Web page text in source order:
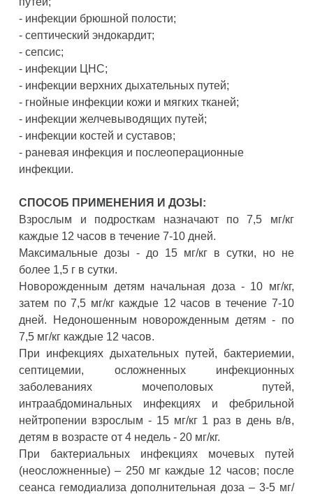
- инфекции брюшной полости;
- септический эндокардит;
- сепсис;
- инфекции ЦНС;
- инфекции верхних дыхательных путей;
- гнойные инфекции кожи и мягких тканей;
- инфекции желчевыводящих путей;
- инфекции костей и суставов;
- раневая инфекция и послеоперационные
инфекции.
СПОСОБ ПРИМЕНЕНИЯ И ДОЗЫ:
Взрослым и подросткам назначают по 7,5 мг/кг
каждые 12 часов в течение 7-10 дней.
Максимальные дозы - до 15 мг/кг в сутки, но не
более 1,5 г в сутки.
Новорожденным детям начальная доза - 10 мг/кг,
затем по 7,5 мг/кг каждые 12 часов в течение 7-10
дней. Недоношенным новорожденным детям - по
7,5 мг/кг каждые 12 часов.
При инфекциях дыхательных путей, бактериемии,
септицемии, осложненных инфекционных
заболеваниях мочеполовых путей,
интраабдоминальных инфекциях и фебрильной
нейтропении взрослым - 15 мг/кг 1 раз в день в/в,
детям в возрасте от 4 недель - 20 мг/кг.
При бактериальных инфекциях мочевых путей
(неосложненные) – 250 мг каждые 12 часов; после
сеанса гемодиализа дополнительная доза – 3-5 мг/